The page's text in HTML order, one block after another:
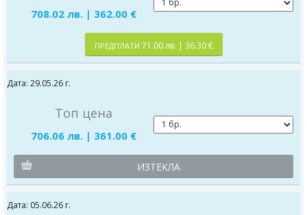
708.02 лв. | 362.00 €
ПРЕДПЛАТИ 71.00 лв. | 36.30 €
Дата: 29.05.26 г.
Топ цена
706.06 лв. | 361.00 €
ИЗТЕКЛА
Дата: 05.06.26 г.